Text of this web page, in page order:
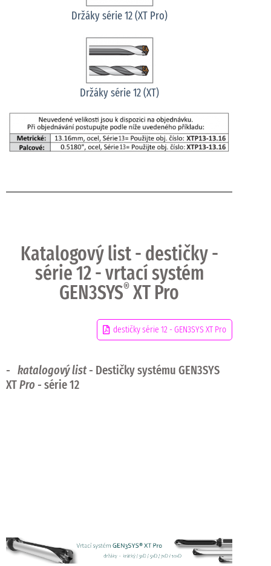
Držáky série 12 (XT Pro)
Držáky série 12 (XT)
Katalogový list - destičky -
série 12 - vrtací systém
GEN3SYS® XT Pro
destičky série 12 - GEN3SYS XT Pro
- katalogový list- Destičky systému GEN3SYS
XTPro - série 12